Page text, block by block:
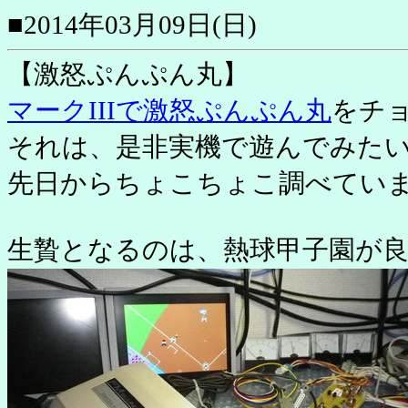
■2014年03月09日(日)
【激怒ぷんぷん丸】
マークIIIで激怒ぷんぷん丸をチ
それは、是非実機で遊んでみた
先日からちょこちょこ調べてい
生贄となるのは、熱球甲子園が